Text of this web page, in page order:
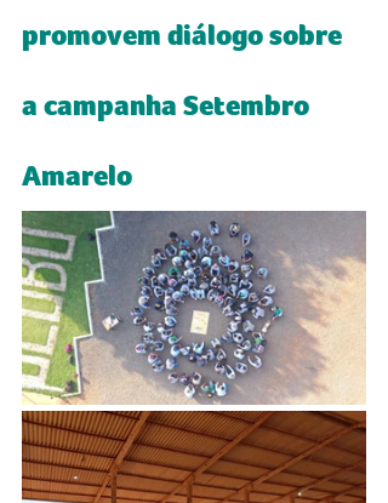
promovem diálogo sobre
a campanha Setembro
Amarelo